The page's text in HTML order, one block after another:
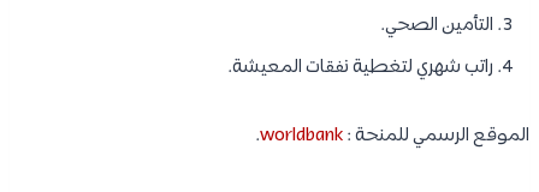
التأمين الصحي.
راتب شهري لتغطية نفقات المعيشة.
الموقع الرسمي للمنحة :worldbank
.